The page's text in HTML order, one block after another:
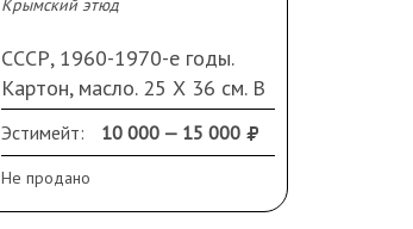
Крымский этюд
СССР, 1960-1970-е годы.
Картон, масло. 25 Х 36 см. В
раме
Эстимейт: 10 000 — 15 000
Не продано